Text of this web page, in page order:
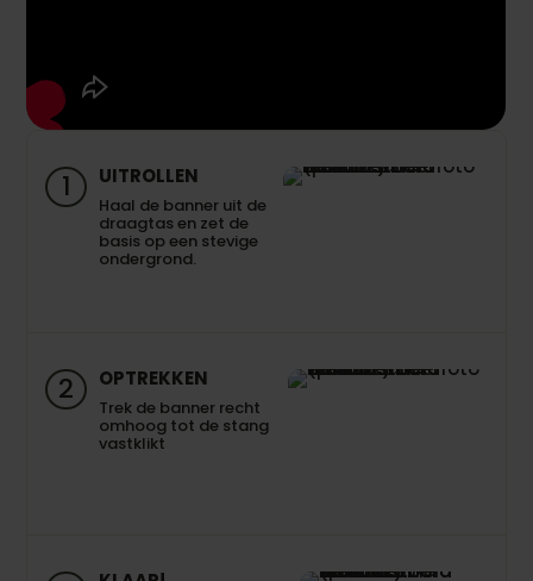
1 UITROLLEN
Haal de banner uit de
draagtas en zet de
basis op een stevige
ondergrond.
2 OPTREKKEN
Trek de banner recht
omhoog tot de stang
vastklikt